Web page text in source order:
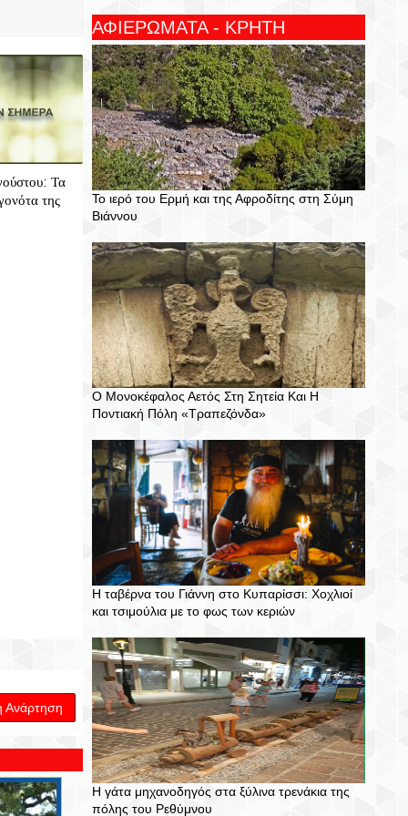
Τα
της
Ανάρτηση
ΑΦΙΕΡΩΜΑΤΑ - ΚΡΗΤΗ
Το ιερό του Ερμή και της Αφροδίτης στη Σύμη
Βιάννου
Ο Μονοκέφαλος Αετός Στη Σητεία Και Η
Ποντιακή Πόλη «Τραπεζόνδα»
Η ταβέρνα του Γιάννη στο Κυπαρίσσι: Χοχλιοί
και τσιμούλια με το φως των κεριών
Η γάτα μηχανοδηγός στα ξύλινα τρενάκια της
πόλης του Ρεθύμνου